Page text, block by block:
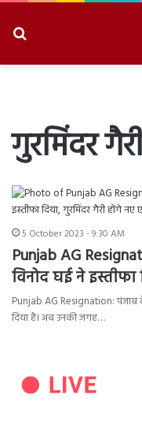
गुरमिंदर
5 October 2023 - 9:30 AM
Punjab AG
विनोद घई ने इस्तीफा
Punjab AG Resignation:
दिया है। अब उनकी जगह…